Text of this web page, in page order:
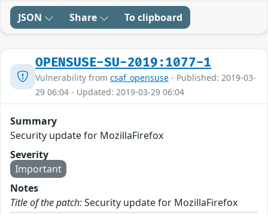
JSON Share To clipboard
OPENSUSE-SU-2019:1077-1
Vulnerability from csaf_opensuse - Published: 2019-03-
29 06:04 - Updated: 2019-03-29 06:04
Summary
Security update for MozillaFirefox
Severity
Important
Notes
Title of the patch:Security update for MozillaFirefox